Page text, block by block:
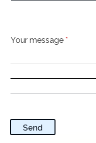
Your message *
Send